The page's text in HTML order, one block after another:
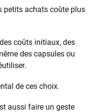
petits achats coûte plus
coûts initiaux, des
des capsules ou
de ces choix.
aussi faire un geste